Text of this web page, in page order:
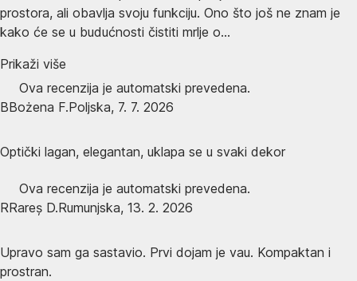
prostora, ali obavlja svoju funkciju. Ono što još ne znam je
kako će se u budućnosti čistiti mrlje o...
Prikaži više
Ova recenzija je automatski prevedena.
BBożena F.Poljska, 7. 7. 2026
Optički lagan, elegantan, uklapa se u svaki dekor
Ova recenzija je automatski prevedena.
RRareș D.Rumunjska, 13. 2. 2026
Upravo sam ga sastavio. Prvi dojam je vau. Kompaktan i
prostran.